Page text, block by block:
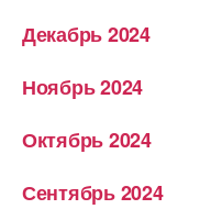
Декабрь 2024
Ноябрь 2024
Октябрь 2024
Сентябрь 2024